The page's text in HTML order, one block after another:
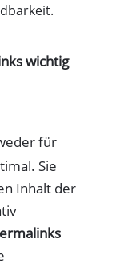
wichtig
für
Sie
Inhalt der